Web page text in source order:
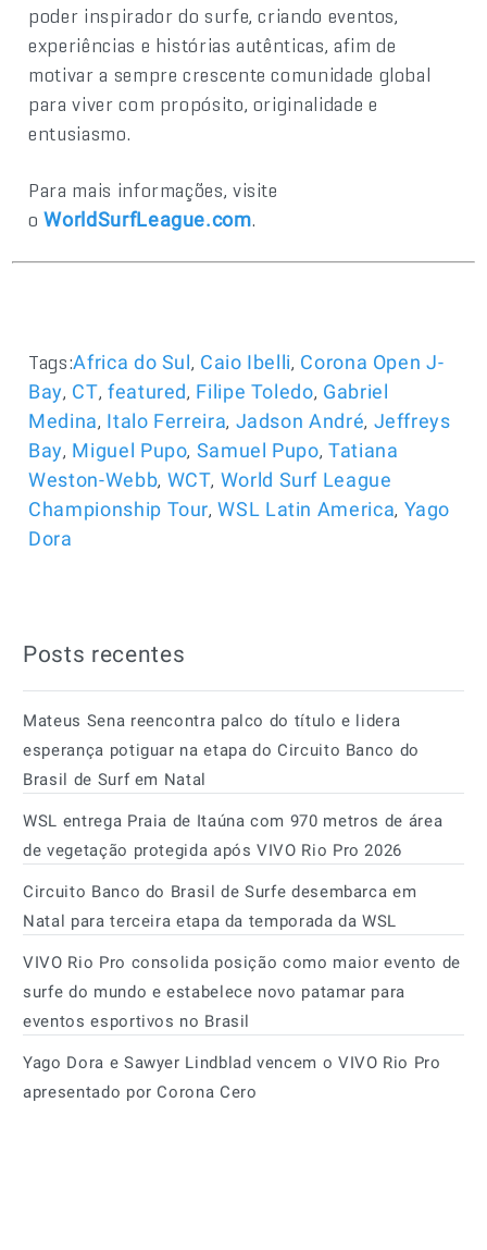
poder inspirador do surfe, criando eventos,
experiências e histórias autênticas, afim de
motivar a sempre crescente comunidade global
para viver com propósito, originalidade e
entusiasmo.
Para mais informações, visite
oWorldSurfLeague.com.
Tags:Africa do Sul, Caio Ibelli, Corona Open J-
Bay, CT, featured, Filipe Toledo, Gabriel
Medina, Italo Ferreira, Jadson André, Jeffreys
Bay, Miguel Pupo, Samuel Pupo,Tatiana
Weston-Webb, WCT, World Surf League
Championship Tour,WSL Latin America, Yago
Dora
Posts recentes
Mateus Sena reencontra palco do título e lidera
esperança potiguar na etapa do Circuito Banco do
Brasil de Surf em Natal
WSL entrega Praia de Itaúna com 970 metros de área
de vegetação protegida após VIVO Rio Pro 2026
Circuito Banco do Brasil de Surfe desembarca em
Natal para terceira etapa da temporada da WSL
VIVO Rio Pro consolida posição como maior evento de
surfe do mundo e estabelece novo patamar para
eventos esportivos no Brasil
Yago Dora e Sawyer Lindblad vencem o VIVO Rio Pro
apresentado por Corona Cero